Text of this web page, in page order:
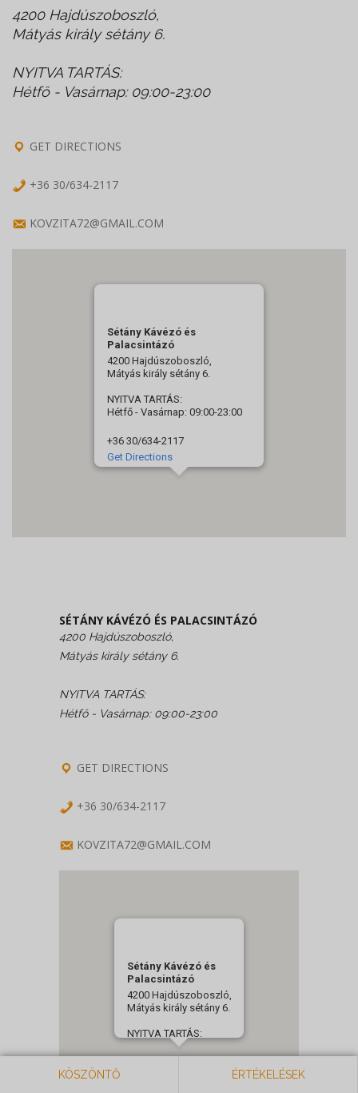
4200 Hajdúszoboszló,
Mátyás király sétány 6.
NYITVA TARTÁS:
Hétfő - Vasárnap: 09:00-23:00
GET DIRECTIONS
+36 30/634-2117
KOVZITA72@GMAIL.COM
Sétány Kávézó és
Palacsintázó
4200 Hajdúszoboszló,
Mátyás király sétány 6.
NYITVA TARTÁS:
Hétfő - Vasárnap: 09:00-23:00
+36 30/634-2117
Get Directions
SÉTÁNY KÁVÉZÓ ÉS PALACSINTÁZÓ
4200 Hajdúszoboszló,
Mátyás király sétány 6.
NYITVA TARTÁS:
Hétfő - Vasárnap: 09:00-23:00
GET DIRECTIONS
+36 30/634-2117
KOVZITA72@GMAIL.COM
Sétány Kávézó és
Palacsintázó
4200 Hajdúszoboszló,
Mátyás király sétány 6.
NYITVA TARTÁS:
Hétfő - Vasárnap: 09:00-
23:00
KÖSZÖNTŐ ÉRTÉKELÉSEK